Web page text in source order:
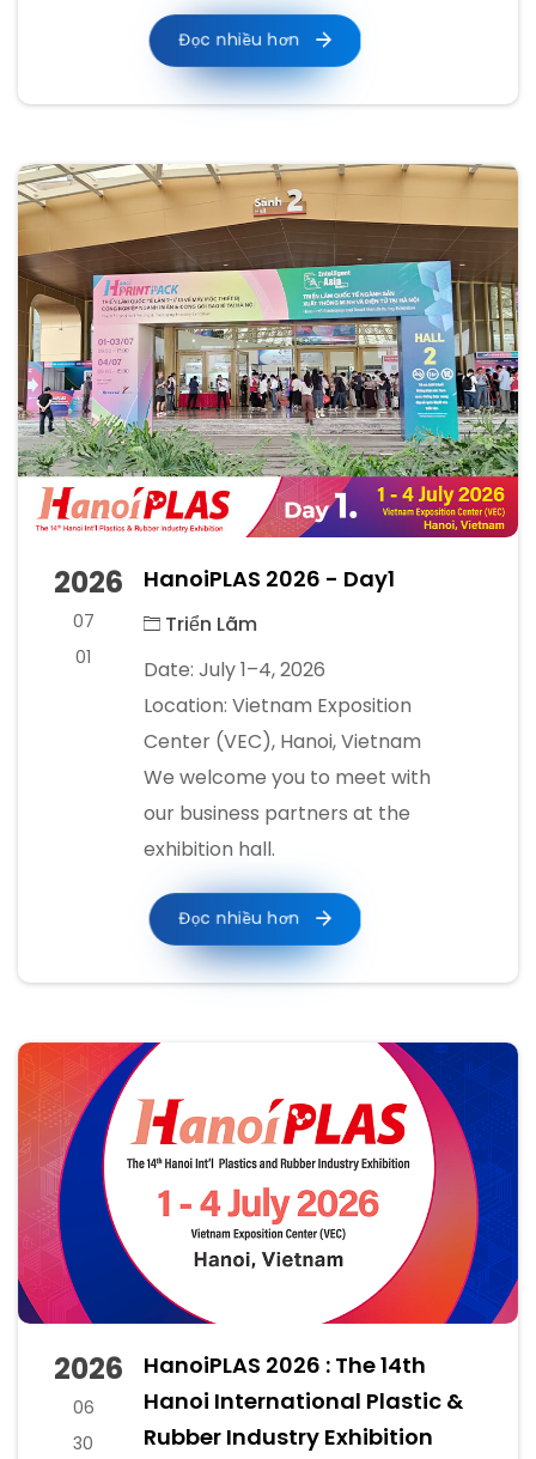
Đọc nhiều hơn
2026
07
01
HanoiPLAS 2026 - Day1
Triển Lãm
Date: July 1–4, 2026
Location: Vietnam Exposition
Center (VEC), Hanoi, Vietnam
We welcome you to meet with
our business partners at the
exhibition hall.
Đọc nhiều hơn
2026
06
30
HanoiPLAS 2026 : The 14th
Hanoi International Plastic &
Rubber Industry Exhibition